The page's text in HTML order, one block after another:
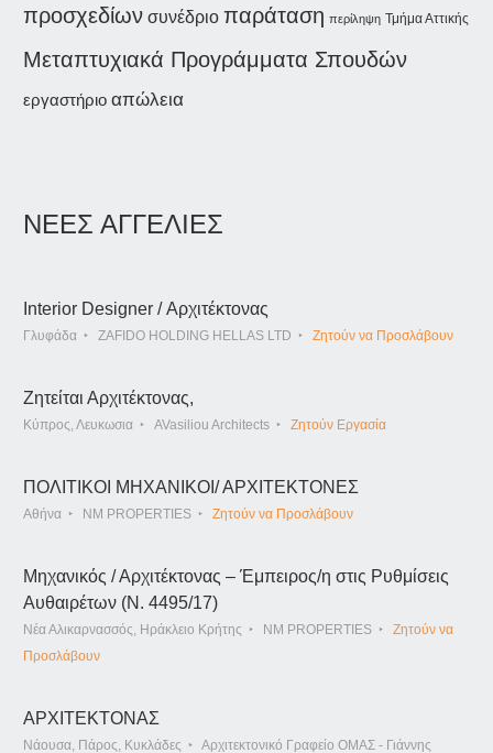
προσχεδίων συνέδριο παράταση περίληψη Τμήμα Αττικής
Μεταπτυχιακά Προγράμματα Σπουδών
εργαστήριο απώλεια
ΝΕΕΣ ΑΓΓΕΛΙΕΣ
Interior Designer / Αρχιτέκτονας
Γλυφάδα ZAFIDO HOLDING HELLAS LTD Ζητούν να Προσλάβουν
Ζητείται Αρχιτέκτονας,
Κύπρος, Λευκωσια AVasiliou Architects Ζητούν Εργασία
ΠΟΛΙΤΙΚΟΙ ΜΗΧΑΝΙΚΟΙ/ ΑΡΧΙΤΕΚΤΟΝΕΣ
Αθήνα NM PROPERTIES Ζητούν να Προσλάβουν
Μηχανικός / Αρχιτέκτονας – Έμπειρος/η στις Ρυθμίσεις
Αυθαιρέτων (Ν. 4495/17)
Νέα Αλικαρνασσός, Ηράκλειο Κρήτης NM PROPERTIES
Ζητούν να
Προσλάβουν
ΑΡΧΙΤΕΚΤΟΝΑΣ
Νάουσα, Πάρος, Κυκλάδες Αρχιτεκτονικό Γραφείο ΟΜΑΣ - Γιάννης